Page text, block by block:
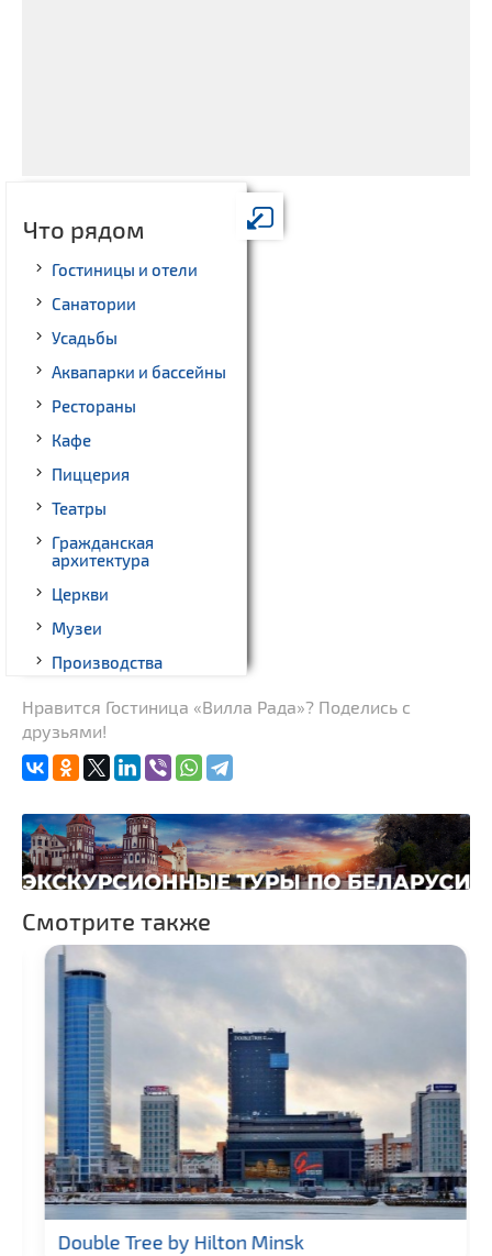
Что рядом
Гостиницы и отели
Санатории
Усадьбы
Аквапарки и бассейны
Рестораны
Кафе
Пиццерия
Театры
Гражданская
архитектура
Церкви
Музеи
Производства
Памятники геодезии
Памятники известным
людям
Монастыри
Костелы
Национальные парки и
Нравится Гостиница «Вилла Рада»? Поделись с
друзьями!
Смотрите также
Double Tree by Hilton Minsk